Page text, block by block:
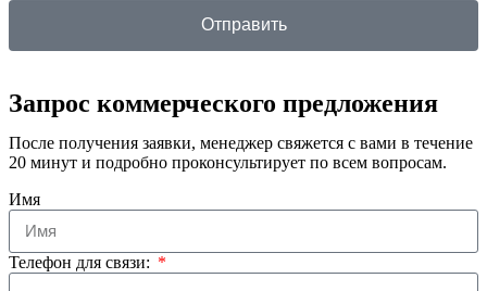
Отправить
Запрос коммерческого предложения
После получения заявки, менеджер свяжется с вами в течение
20 минут и подробно проконсультирует по всем вопросам.
Имя
Телефон для связи: